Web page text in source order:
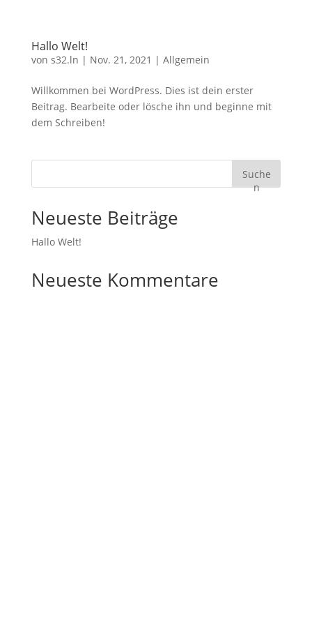
Hallo Welt!
von s32.ln | Nov. 21, 2021 | Allgemein
Willkommen bei WordPress. Dies ist dein erster
Beitrag. Bearbeite oder lösche ihn und beginne mit
dem Schreiben!
Suche
n
Neueste Beiträge
Hallo Welt!
Neueste Kommentare